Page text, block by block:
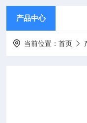
产品中心
当前位置：首页